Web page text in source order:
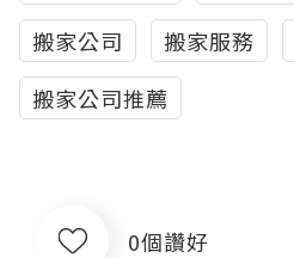
搬家公司
搬家服務
搬家公司推薦
0個讚好